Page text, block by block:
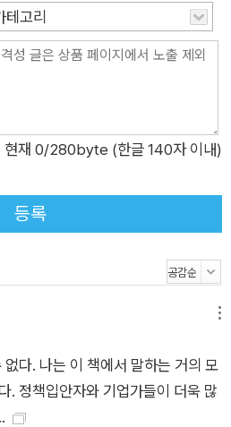
다. 잠과 함께 꾸는 꿈은 깨어 있을
시킨다. 뇌가 과거와 현재의 지식을
록 가상의 현실을 만들어 내기도 한
곱 시간? 현대인들의 아침 풍경을
의 힘을 빌려 잠에서 깨어나고, 맑
인을 섭취한다. 지극히 일반적으로
세계 곳곳에서 볼 수 있는 수면 부
유행병으로 선언한 바 있다. 미국,
때 생기는 몸의 질병과 마음의 질
장 크게 증가한 나라들이다. 우리는
시작한다. 하지만 종일 잠이 부족하
족한 것에 유행
테고리
현재 0/280byte (한글 140자 이내)
등록
다. 나는 이 책에서 말하는 거의 모
. 정책입안자와 기업가들이 더욱 많